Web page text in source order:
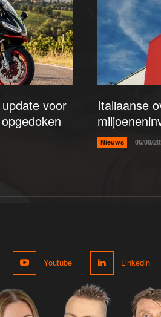
voor
Italiaanse
Nieuws 05/08/
Youtube Linkedin